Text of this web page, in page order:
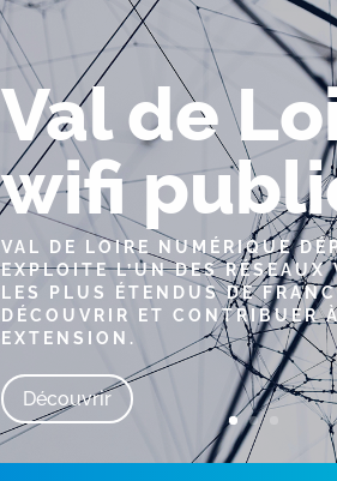
Val de
wifi
VAL DE LOIRE NUMÉRIQUE
EXPLOITE L’UN DES
LES PLUS ÉTENDUS DE
DÉCOUVRIR ET CONTRIBUER
EXTENSION.
Découvrir